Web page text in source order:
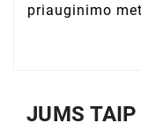
priauginimo
JUMS TAIP